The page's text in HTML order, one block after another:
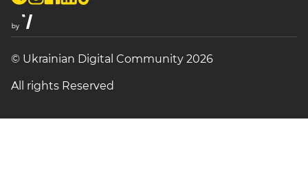
© Ukrainian Digital Community 2026
All rights Reserved